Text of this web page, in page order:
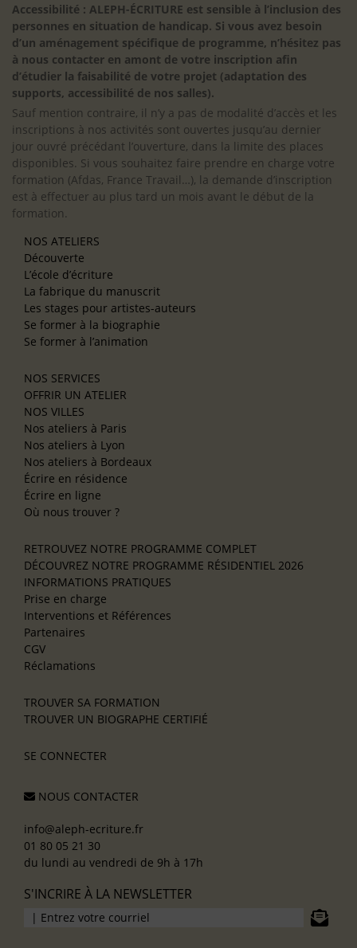
Accessibilité : ALEPH-ÉCRITURE est sensible à l’inclusion des
personnes en situation de handicap. Si vous avez besoin
d’un aménagement spécifique de programme, n’hésitez pas
à nous contacter en amont de votre inscription afin
d’étudier la faisabilité de votre projet (adaptation des
supports, accessibilité de nos salles).
Sauf mention contraire, il n’y a pas de modalité d’accès et les
inscriptions à nos activités sont ouvertes jusqu’au dernier
jour ouvré précédant l’ouverture, dans la limite des places
disponibles. Si vous souhaitez faire prendre en charge votre
formation (Afdas, France Travail…), la demande d’inscription
est à effectuer au plus tard un mois avant le début de la
formation.
NOS ATELIERS
Découverte
L’école d’écriture
La fabrique du manuscrit
Les stages pour artistes-auteurs
Se former à la biographie
Se former à l’animation
NOS SERVICES
OFFRIR UN ATELIER
NOS VILLES
Nos ateliers à Paris
Nos ateliers à Lyon
Nos ateliers à Bordeaux
Écrire en résidence
Écrire en ligne
Où nous trouver ?
RETROUVEZ NOTRE PROGRAMME COMPLET
DÉCOUVREZ NOTRE PROGRAMME RÉSIDENTIEL 2026
INFORMATIONS PRATIQUES
Prise en charge
Interventions et Références
Partenaires
CGV
Réclamations
TROUVER SA FORMATION
TROUVER UN BIOGRAPHE CERTIFIÉ
SE CONNECTER
NOUS CONTACTER
info@aleph-ecriture.fr
01 80 05 21 30
du lundi au vendredi de 9h à 17h
S'INCRIRE À LA NEWSLETTER